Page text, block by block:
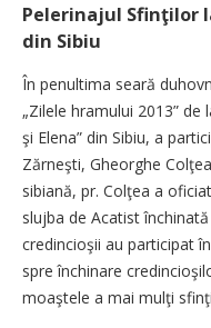
Pelerinajul Sfinţilor
din Sibiu
În penultima seară
„Zilele hramului 2013”
şi Elena” din Sibiu, a
Zărneşti, Gheorghe
sibiană, pr. Colţea a
slujba de Acatist
credincioşii au participat
spre închinare
moaştele a mai mulţi